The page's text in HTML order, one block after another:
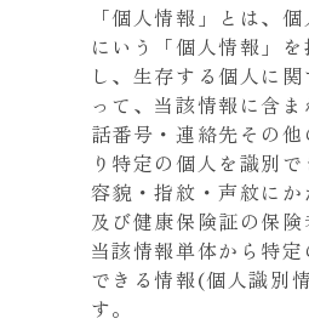
「個人情報」とは、
にいう「個人情報」を
し、生存する個人に
って、当該情報に含
話番号・連絡先その他
り特定の個人を識別
容貌・指紋・声紋にか
及び健康保険証の保
当該情報単体から特
できる情報(個人識別
す。